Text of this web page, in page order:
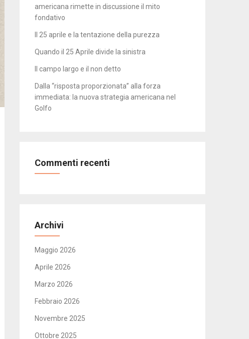
americana rimette in discussione il mito
fondativo
Il 25 aprile e la tentazione della purezza
Quando il 25 Aprile divide la sinistra
Il campo largo e il non detto
Dalla “risposta proporzionata” alla forza
immediata: la nuova strategia americana nel
Golfo
Commenti recenti
Archivi
Maggio 2026
Aprile 2026
Marzo 2026
Febbraio 2026
Novembre 2025
Ottobre 2025